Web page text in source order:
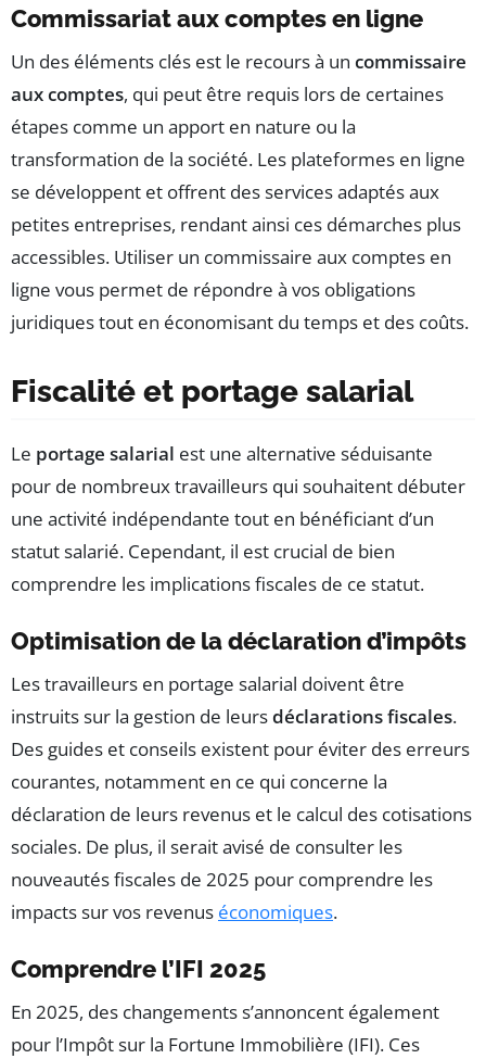
Commissariat aux comptes en ligne
Un des éléments clés est le recours à un commissaire
aux comptes, qui peut être requis lors de certaines
étapes comme un apport en nature ou la
transformation de la société. Les plateformes en ligne
se développent et offrent des services adaptés aux
petites entreprises, rendant ainsi ces démarches plus
accessibles. Utiliser un commissaire aux comptes en
ligne vous permet de répondre à vos obligations
juridiques tout en économisant du temps et des coûts.
Fiscalité et portage salarial
Le portage salarial est une alternative séduisante
pour de nombreux travailleurs qui souhaitent débuter
une activité indépendante tout en bénéficiant d’un
statut salarié. Cependant, il est crucial de bien
comprendre les implications fiscales de ce statut.
Optimisation de la déclaration d’impôts
Les travailleurs en portage salarial doivent être
instruits sur la gestion de leursdéclarations fiscales.
Des guides et conseils existent pour éviter des erreurs
courantes, notamment en ce qui concerne la
déclaration de leurs revenus et le calcul des cotisations
sociales. De plus, il serait avisé de consulter les
nouveautés fiscales de 2025 pour comprendre les
impacts sur vos revenus économiques.
Comprendre l’IFI 2025
En 2025, des changements s’annoncent également
pour l’Impôt sur la Fortune Immobilière (IFI). Ces